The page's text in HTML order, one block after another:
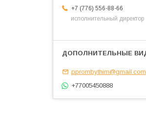
+7 (776) 556-88-66
исполнительный директор
pprombythim@gmail.com
+77005450888